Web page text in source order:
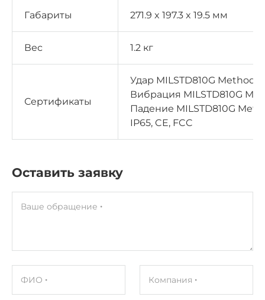
Габариты 271.9 x 197.3 x 19.5 мм
Вес 1.2 кг
Сертификаты
Удар MILSTD810G Method
Вибрация MILSTD810G
Падение MILSTD810G
IP65, CE, FCC
Оставить заявку
Ваше обращение
ФИО Компания